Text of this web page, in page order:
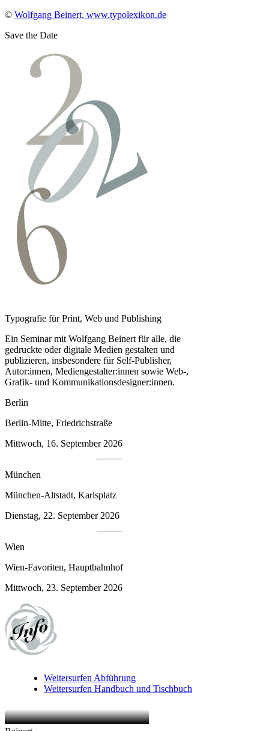
© Wolfgang Beinert, www.typolexikon.de
Save the Date
Typografie für Print, Web und Publishing
Ein Seminar mit Wolfgang Beinert für alle, die
gedruckte oder digitale Medien gestalten und
publizieren, insbesondere für Self-Publisher,
Autor:innen, Medien­gestalter:innen sowie Web-,
Grafik- und Kommunikationsdesigner:innen.
Berlin
Berlin-Mitte, Friedrichstraße
Mittwoch, 16. September 2026
München
München-Altstadt, Karlsplatz
Dienstag, 22. September 2026
Wien
Wien-Favoriten, Hauptbahnhof
Mittwoch, 23. September 2026
Weitersurfen Abführung
Weitersurfen Handbuch und Tischbuch